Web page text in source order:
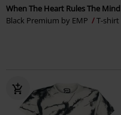
When The Heart Rules The Mind
Black Premium by EMP
T-shirt